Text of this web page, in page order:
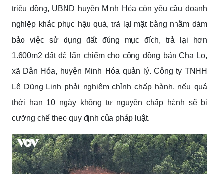
triệu đồng, UBND huyện Minh Hóa còn yêu cầu doanh
nghiệp khắc phục hậu quả, trả lại mặt bằng nhằm đảm
bảo việc sử dụng đất đúng mục đích, trả lại hơn
1.600m2 đất đã lấn chiếm cho cộng đồng bản Cha Lo,
xã Dân Hóa, huyện Minh Hóa quản lý. Công ty TNHH
Lê Dũng Linh phải nghiêm chỉnh chấp hành, nếu quá
thời hạn 10 ngày không tự nguyện chấp hành sẽ bị
cưỡng chế theo quy định của pháp luật.